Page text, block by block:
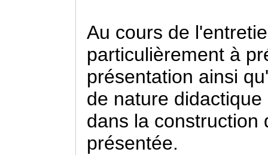
Au cours de
particulièrement à
présentation ainsi
de nature
dans la construction
présentée.